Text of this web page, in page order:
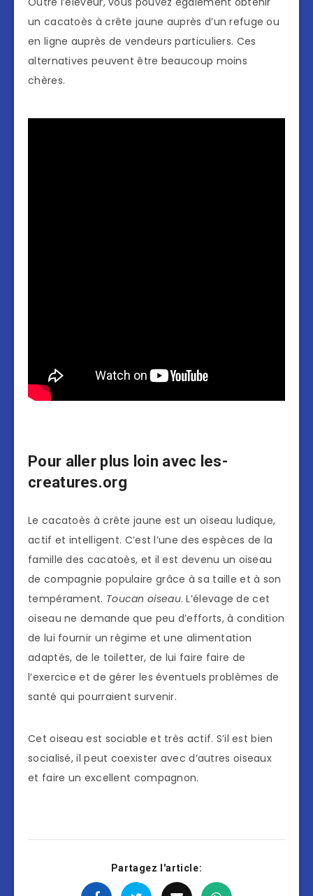
un cacatoès à crête jaune auprès d’un refuge ou
en ligne auprès de vendeurs particuliers. Ces
alternatives peuvent être beaucoup moins
chères.
Pour aller plus loin avec les-
creatures.org
Le cacatoès à crête jaune est un oiseau ludique,
actif et intelligent. C’est l’une des espèces de la
famille des cacatoès, et il est devenu un oiseau
de compagnie populaire grâce à sa taille et à son
tempérament. Toucan oiseau. L’élevage de cet
oiseau ne demande que peu d’efforts, à condition
de lui fournir un régime et une alimentation
adaptés, de le toiletter, de lui faire faire de
l’exercice et de gérer les éventuels problèmes de
santé qui pourraient survenir.
Cet oiseau est sociable et très actif. S’il est bien
socialisé, il peut coexister avec d’autres oiseaux
et faire un excellent compagnon.
Partagez l'article: